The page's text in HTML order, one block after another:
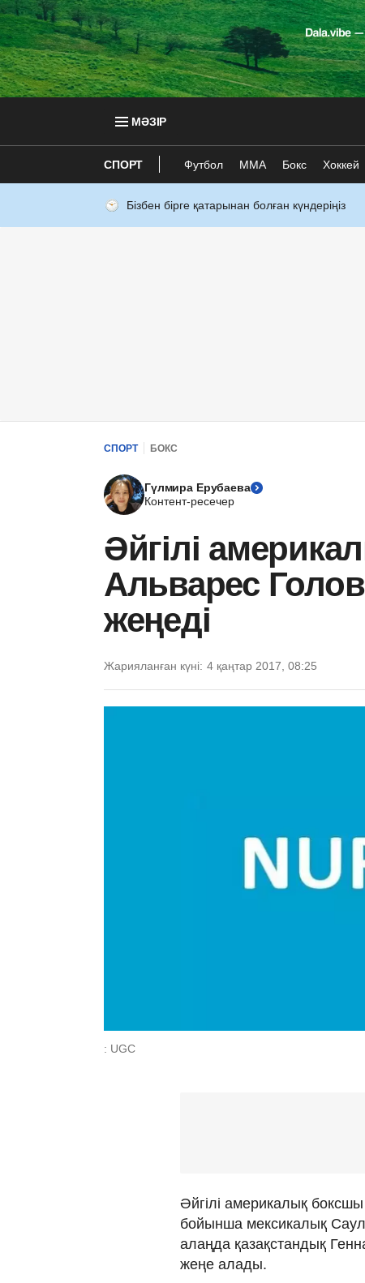
МӘЗІР
СПОРТ Футбол ММА Бокс Хоккей
Бізбен бірге қатарынан болған күндеріңіз
СПОРТ БОКС
Гүлмира Ерубаева
Контент-ресечер
Әйгілі
Альварес
жеңеді
Жарияланған күні: 4 қаңтар 2017, 08:25
: UGC
Әйгілі америкалық
бойынша мексикалық
алаңда қазақстандық
жеңе алады.